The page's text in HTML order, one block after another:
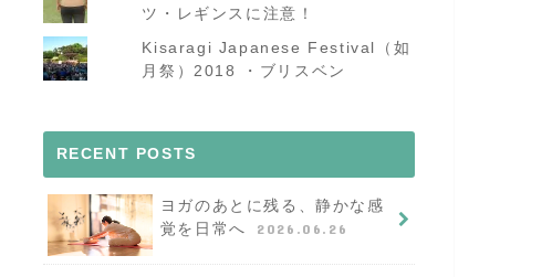
ツ・レギンスに注意！
Kisaragi Japanese Festival（如
月祭）2018 ・ブリスベン
RECENT POSTS
ヨガのあとに残る、静かな感
覚を日常へ
2026.06.26